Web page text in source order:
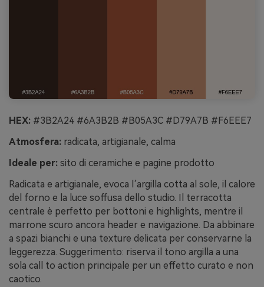
HEX: #3B2A24 #6A3B2B #B05A3C #D79A7B #F6EEE7
Atmosfera: radicata, artigianale, calma
Ideale per: sito di ceramiche e pagine prodotto
Radicata e artigianale, evoca l’argilla cotta al sole, il calore
del forno e la luce soffusa dello studio. Il terracotta
centrale è perfetto per bottoni e highlights, mentre il
marrone scuro ancora header e navigazione. Da abbinare
a spazi bianchi e una texture delicata per conservarne la
leggerezza. Suggerimento: riserva il tono argilla a una
sola call to action principale per un effetto curato e non
caotico.